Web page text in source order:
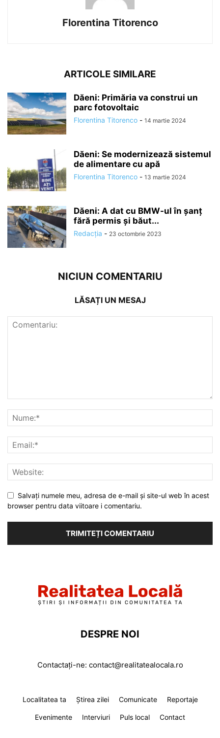
Florentina Titorenco
ARTICOLE SIMILARE
Dăeni: Primăria va construi un
parc fotovoltaic
Florentina Titorenco - 14 martie 2024
Dăeni: Se modernizează sistemul
de alimentare cu apă
Florentina Titorenco - 13 martie 2024
Dăeni: A dat cu BMW-ul în șanț
fără permis și băut...
Redacția - 23 octombrie 2023
NICIUN COMENTARIU
LĂSAȚI UN MESAJ
Salvați numele meu, adresa de e-mail și site-ul web în acest
browser pentru data viitoare i comentariu.
DESPRE NOI
Contactați-ne: contact@realitatealocala.ro
Localitatea ta Știrea zilei Comunicate Reportaje
Evenimente Interviuri Puls local Contact